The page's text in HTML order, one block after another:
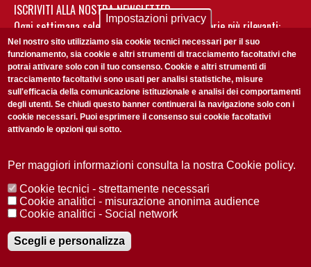
ISCRIVITI ALLA NOSTRA NEWSLETTER
Ogni settimana selezioniamo per te nostre storie più rilevanti:
non perderti gli aggiornamenti della nostra newsletter
Accetto laPrivacy Policy
Redazione Copyright Privacy
Area stampa
© 2025 Università di Padova
Registrazione presso il Tribunale di Padova n. 2097/2012 del 18 giugno
2012
Impostazioni privacy
Nel nostro sito utilizziamo sia cookie tecnici necessari per il suo
funzionamento, sia cookie e altri strumenti di tracciamento facoltativi che
potrai attivare solo con il tuo consenso. Cookie e altri strumenti di
tracciamento facoltativi sono usati per analisi statistiche, misure
sull'efficacia della comunicazione istituzionale e analisi dei comportamenti
degli utenti. Se chiudi questo banner continuerai la navigazione solo con i
cookie necessari. Puoi esprimere il consenso sui cookie facoltativi
attivando le opzioni qui sotto.
Per maggiori informazioni consulta la nostra Cookie policy.
Cookie tecnici - strettamente necessari
Cookie analitici - misurazione anonima audience
Cookie analitici - Social network
Scegli e personalizza